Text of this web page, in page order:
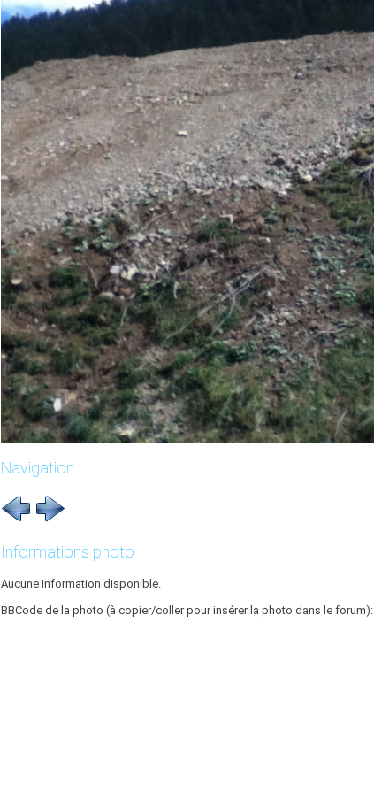
Navigation
Informations photo
Aucune information disponible.
BBCode de la photo (à copier/coller pour insérer la photo dans le forum):